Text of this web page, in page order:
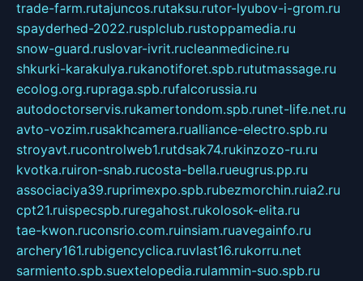
trade-farm.rutajuncos.rutaksu.rutor-lyubov-i-grom.ru
spayderhed-2022.rusplclub.rustoppamedia.ru
snow-guard.ruslovar-ivrit.rucleanmedicine.ru
shkurki-karakulya.rukanotiforet.spb.rututmassage.ru
ecolog.org.rupraga.spb.rufalcorussia.ru
autodoctorservis.rukamertondom.spb.runet-life.net.ru
avto-vozim.rusakhcamera.rualliance-electro.spb.ru
stroyavt.rucontrolweb1.rutdsak74.rukinzozo-ru.ru
kvotka.ruiron-snab.rucosta-bella.rueugrus.pp.ru
associaciya39.ruprimexpo.spb.rubezmorchin.ruia2.ru
cpt21.ruispecspb.ruregahost.rukolosok-elita.ru
tae-kwon.ruconsrio.com.ruinsiam.ruavegainfo.ru
archery161.rubigencyclica.ruvlast16.rukorru.net
sarmiento.spb.suextelopedia.rulammin-suo.spb.ru